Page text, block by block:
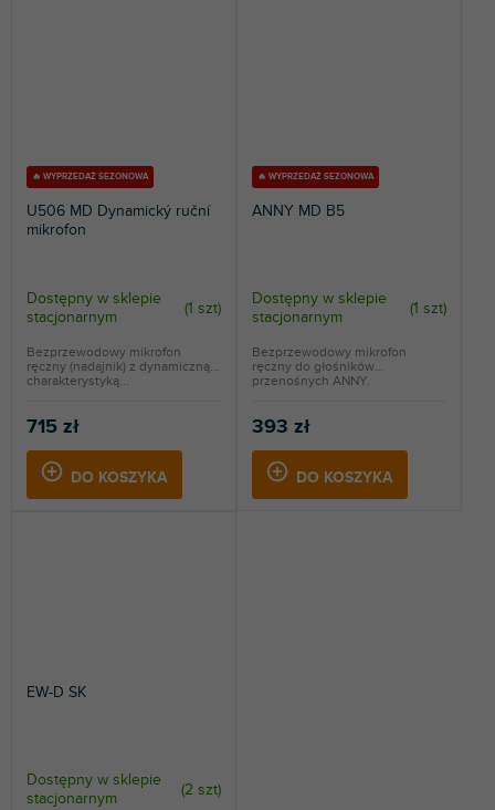
🔥 WYPRZEDAŻ SEZONOWA
U506 MD Dynamický ruční
mikrofon
Dostępny w sklepie
stacjonarnym
(1 szt)
715 zł
DO KOSZYKA
Bezprzewodowy mikrofon
ręczny (nadajnik) z dynamiczną
charakterystyką...
🔥 WYPRZEDAŻ SEZONOWA
ANNY MD B5
Dostępny w sklepie
stacjonarnym
(1 szt)
393 zł
DO KOSZYKA
Bezprzewodowy mikrofon
ręczny do głośników
przenośnych ANNY.
EW-D SK
Dostępny w sklepie
stacjonarnym
(2 szt)